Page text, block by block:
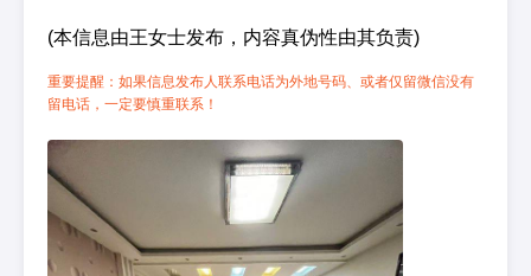
(本信息由王女士发布，内容真伪性由其负责)
重要提醒：如果信息发布人联系电话为外地号码、或者仅留微信没有
留电话，一定要慎重联系！